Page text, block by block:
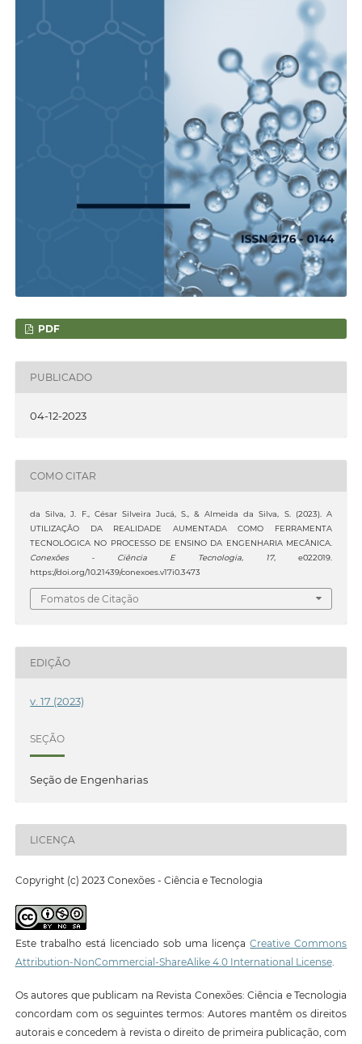
PDF
PUBLICADO
04-12-2023
COMO CITAR
da Silva, J. F., César Silveira Jucá, S., & Almeida da Silva, S. (2023). A
UTILIZAÇÃO DA REALIDADE AUMENTADA COMO FERRAMENTA
TECNOLÓGICA NO PROCESSO DE ENSINO DA ENGENHARIA MECÂNICA.
Conexões - Ciência E Tecnologia, 17, e022019.
https://doi.org/10.21439/conexoes.v17i0.3473
Fomatos de Citação
EDIÇÃO
v. 17 (2023)
SEÇÃO
Seção de Engenharias
LICENÇA
Copyright (c) 2023 Conexões - Ciência e Tecnologia
Este trabalho está licenciado sob uma licençaCreative Commons
Attribution-NonCommercial-ShareAlike 4.0 International License.
Os autores que publicam na Revista Conexões: Ciência e Tecnologia
concordam com os seguintes termos: Autores mantêm os direitos
autorais e concedem à revista o direito de primeira publicação, com